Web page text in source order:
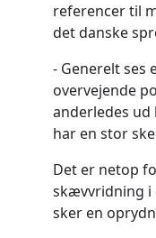
referencer til
det danske
Generelt ses
overvejende
anderledes ud
har en stor
Det er netop
skævvridning i
sker en